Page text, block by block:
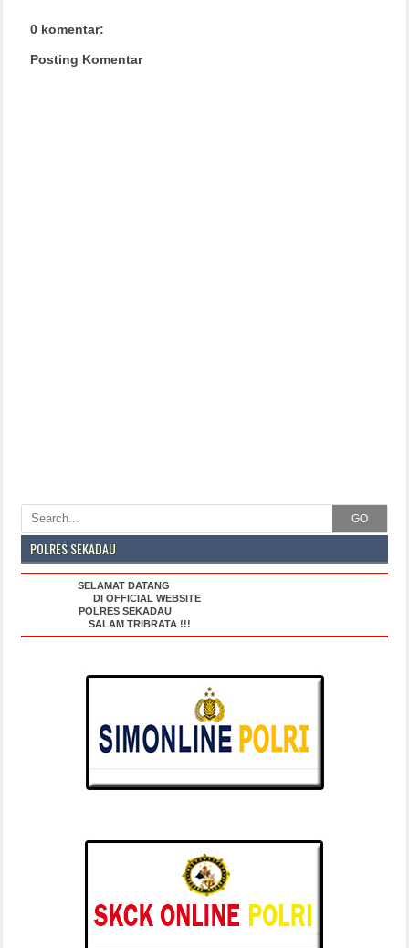
0 komentar:
Posting Komentar
GO
POLRES SEKADAU
SELAMAT DATANG
DI OFFICIAL WEBSITE
POLRES SEKADAU
SALAM TRIBRATA !!!